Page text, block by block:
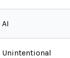
AI
Unintentional